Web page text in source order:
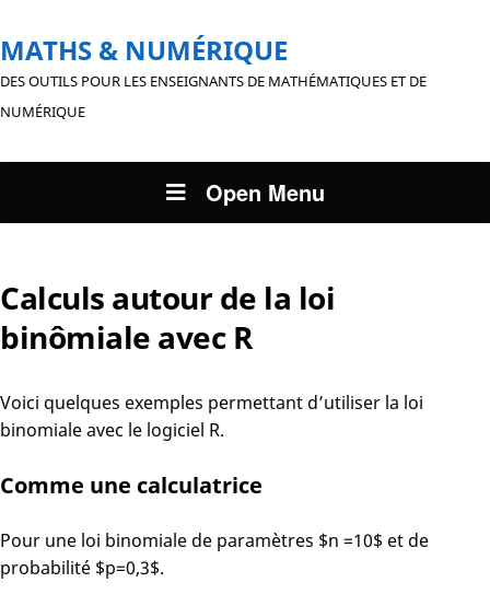
MATHS & NUMÉRIQUE
DES OUTILS POUR LES ENSEIGNANTS DE MATHÉMATIQUES ET DE
NUMÉRIQUE
Open Menu
Calculs autour de la loi
binômiale avec R
Voici quelques exemples permettant d’utiliser la loi
binomiale avec le logiciel R.
Comme une calculatrice
Pour une loi binomiale de paramètres $n =10$ et de
probabilité $p=0,3$.